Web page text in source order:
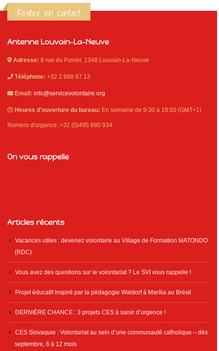
Rester en contact
Antenne Louvain-La-Neuve
Adresse: 8 rue du Poirier, 1348 Louvain-La-Neuve
Téléphone: +32 2 888 67 13
Email: info@servicevolontaire.org
Heures d'ouverture du bureau: En semaine de 9:30 à 18:00 (GMT+1)
Numero d'urgence: +32 (0)495 680 934
On vous rappelle
Articles récents
Vacances utiles : devenez volontaire au Village de Formation MATONDO
(RDC)
Vous avez des questions sur le volontariat ? Le SVI vous rappelle !
Projet éducatif inspiré par la pédagogie Waldorf à Marília au Brésil
DERNIÈRE CHANCE : 3 projets CES à saisir d’urgence !
CES Slovaquie : Volontariat au sein d’une communauté catholique – dès
septembre, 6 à 12 mois